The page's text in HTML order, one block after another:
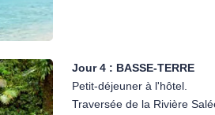
Jour 4 : BASSE-TERRE
Petit-déjeuner à l'hôtel.
Traversée de la Rivière